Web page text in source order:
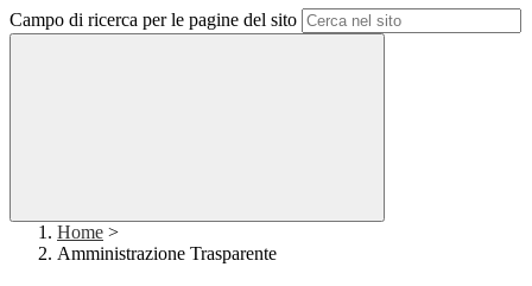
Campo di ricerca per le pagine del sito
Home >
Amministrazione Trasparente